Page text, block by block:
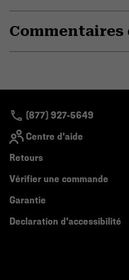
Commentaires
(877) 927-5649
Centre d'aide
Retours
Vérifier une commande
Garantie
Declaration d'accessibilité